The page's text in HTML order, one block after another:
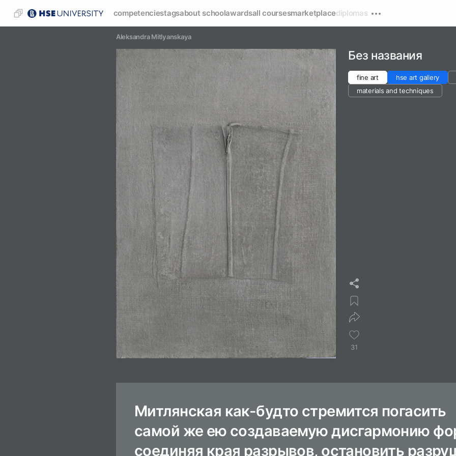
competenciestagsabout schoolawardsall coursesmarketplacediplomas
Aleksandra Mitlyanskaya
Без названия
fine art hse art gallery
materials and techniques
31
Митлянская как-будто стремится погасить
самой же ею создаваемую дисгармонию
соединяя края разрывов, остановить